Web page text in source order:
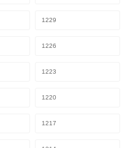
1229
1226
1223
1220
1217